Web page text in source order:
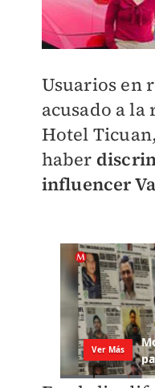
Usuarios en
acusado a
Hotel
haber
influencer